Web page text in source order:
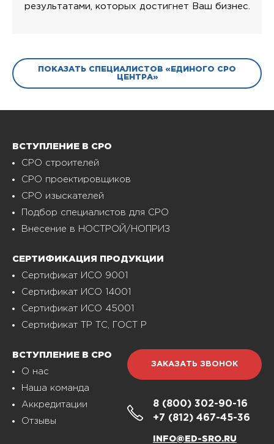
результатами, которых достигнет Ваш бизнес.
ПОКАЗАТЬ СПЕЦИАЛИСТОВ «ЕДИНОГО СРО
ЦЕНТРА»
ВСТУПЛЕНИЕ В СРО
СРО строителей
СРО проектировщиков
СРО изыскателей
Подбор специалистов для СРО
Внесение в НОСТРОЙ/НОПРИЗ
СЕРТИФИКАЦИЯ ПРОДУКЦИИ
Сертификат ИСО 9001
Сертификат ИСО 14001
Сертификат ИСО 45001
Сертификат ТР ТС, ГОСТ Р
ВСТУПЛЕНИЕ В СРО
О нас
Наша команда
Аккредитации
Отзывы
ЗАКАЗАТЬ ЗВОНОК
8 (800) 302-90-16
+7 (812) 467-45-36
INFO@ED-SRO.RU